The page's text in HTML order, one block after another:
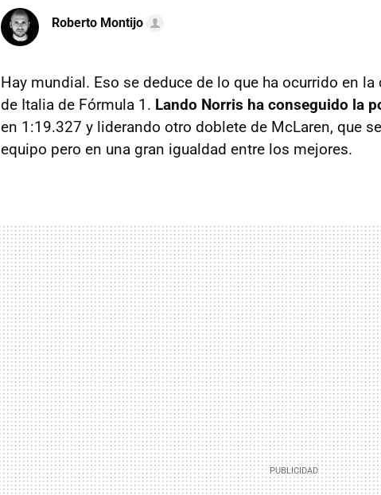
Roberto Montijo
Hay mundial. Eso se deduce de lo que ha ocurrido en
de Italia de Fórmula 1. Lando Norris ha conseguido la
en 1:19.327 y liderando otro doblete de McLaren, que
equipo pero en una gran igualdad entre los mejores.